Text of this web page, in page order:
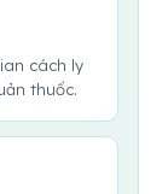
cách ly
thuốc.